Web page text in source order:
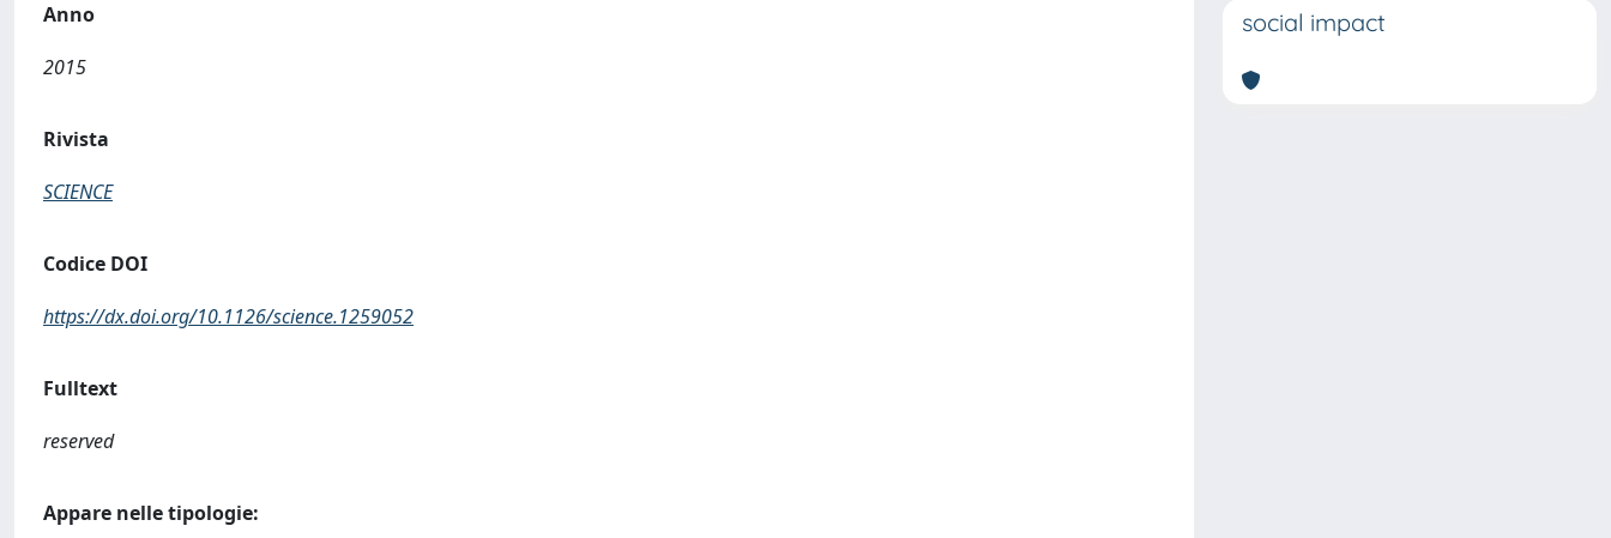
Anno
2015
Rivista
SCIENCE
Codice DOI
https://dx.doi.org/10.1126/science.1259052
Fulltext
reserved
Appare nelle tipologie:
social impact